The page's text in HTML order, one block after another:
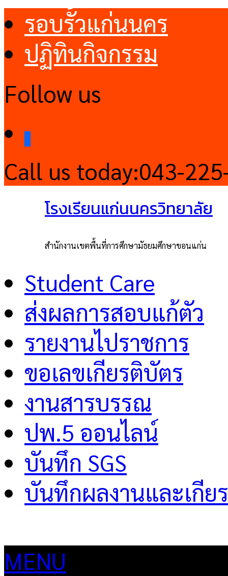
รอบรั้วแก่นนคร
ปฏิทินกิจกรรม
Follow us
Call us today:043-
โรงเรียนแก่นนครวิทยาลัย
สำนักงานเขตพื้นที่การศึกษามัธยมศึกษาขอนแก่น
Student Care
ส่งผลการสอบแก้ตัว
รายงานไปราชการ
ขอเลขเกียรติบัตร
งานสารบรรณ
ปพ.5 ออนไลน์
บันทึก SGS
บันทึกผลงานและเกีย
MENU